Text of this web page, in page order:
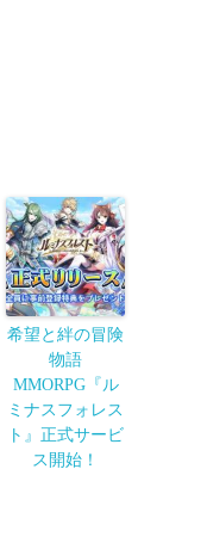
希望と絆の冒険
物語
MMORPG『ル
ミナスフォレス
ト』正式サービ
ス開始！